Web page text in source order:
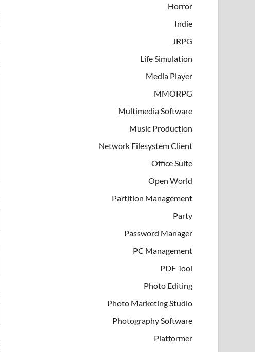
Horror
Indie
JRPG
Life Simulation
Media Player
MMORPG
Multimedia Software
Music Production
Network Filesystem Client
Office Suite
Open World
Partition Management
Party
Password Manager
PC Management
PDF Tool
Photo Editing
Photo Marketing Studio
Photography Software
Platformer